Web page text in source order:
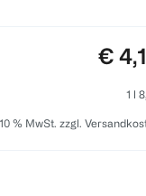
€
1 l
% MwSt. zzgl.